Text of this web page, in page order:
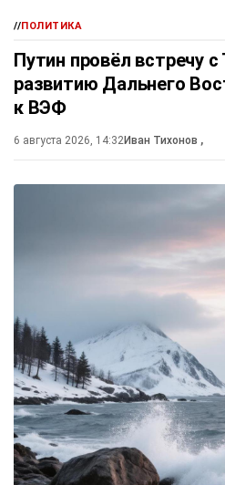
//ПОЛИТИКА
Путин провёл встречу
развитию Дальнего
к ВЭФ
6 августа 2026, 14:32Иван Тихонов ,